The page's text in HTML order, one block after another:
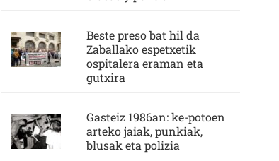
Beste preso bat hil da
Zaballako espetxetik
ospitalera eraman eta
gutxira
Gasteiz 1986an: ke-potoen
arteko jaiak, punkiak,
blusak eta polizia